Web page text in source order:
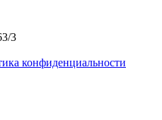
3
конфиденциальности